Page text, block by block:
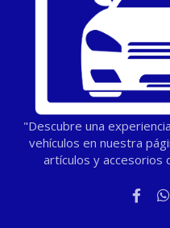
"Descubre una
vehículos en nuestra
artículos y accesorios